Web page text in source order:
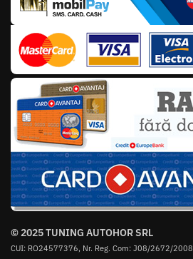
© 2025 TUNING AUTOHOR SRL
CUI: RO24577376, Nr. Reg. Com: J08/2672/2008